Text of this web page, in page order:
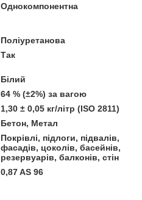
Однокомпонентна
Поліуретанова
Так
Білий
64 % (±2%) за вагою
1,30 ± 0,05 кг/літр (ISO 2811)
Бетон, Метал
Покрівлі, підлоги, підвалів,
фасадів, цоколів, басейнів,
резервуарів, балконів, стін
0,87 AS 96